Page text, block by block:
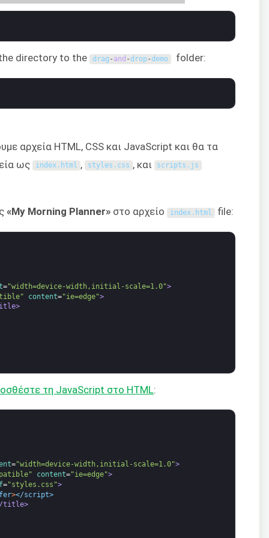
directory to the drag - and -drop-demo folder:
αρχεία HTML, CSS και JavaScript και θα τα
ως index . html , styles . css , και scripts . js
«My Morning Planner» στο αρχείο index . html file:
="width=device-width,initial-scale=1.0">
content="ie=edge">
τη JavaScript στο HTML:
="width=device-width,initial-scale=1.0">
content="ie=edge">
="styles.css">
></script>
title>